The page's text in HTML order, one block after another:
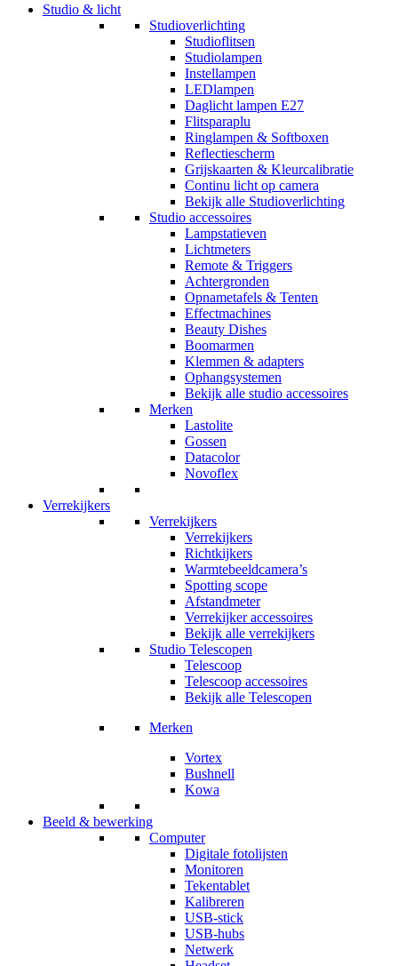
Studio & licht
Studioverlichting
Studioflitsen
Studiolampen
Instellampen
LEDlampen
Daglicht lampen E27
Flitsparaplu
Ringlampen & Softboxen
Reflectiescherm
Grijskaarten & Kleurcalibratie
Continu licht op camera
Bekijk alle Studioverlichting
Studio accessoires
Lampstatieven
Lichtmeters
Remote & Triggers
Achtergronden
Opnametafels & Tenten
Effectmachines
Beauty Dishes
Boomarmen
Klemmen & adapters
Ophangsystemen
Bekijk alle studio accessoires
Merken
Lastolite
Gossen
Datacolor
Novoflex
Verrekijkers
Verrekijkers
Verrekijkers
Richtkijkers
Warmtebeeldcamera’s
Spotting scope
Afstandmeter
Verrekijker accessoires
Bekijk alle verrekijkers
Studio Telescopen
Telescoop
Telescoop accessoires
Bekijk alle Telescopen
Merken
Vortex
Bushnell
Kowa
Beeld & bewerking
Computer
Digitale fotolijsten
Monitoren
Tekentablet
Kalibreren
USB-stick
USB-hubs
Netwerk